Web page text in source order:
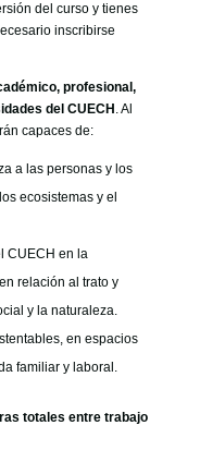
del curso y tienes
inscribirse
profesional,
del CUECH . Al
capaces de:
a las personas y los
ecosistemas y el
CUECH en la
relación al trato y
y la naturaleza.
en espacios
familiar y laboral.
totales entre trabajo